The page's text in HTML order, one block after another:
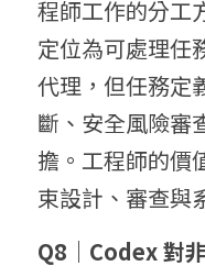
程師工作的分工
定位為可處理任
代理，但任務定
斷、安全風險審
擔。工程師的價
束設計、審查與
Q8｜Codex 對